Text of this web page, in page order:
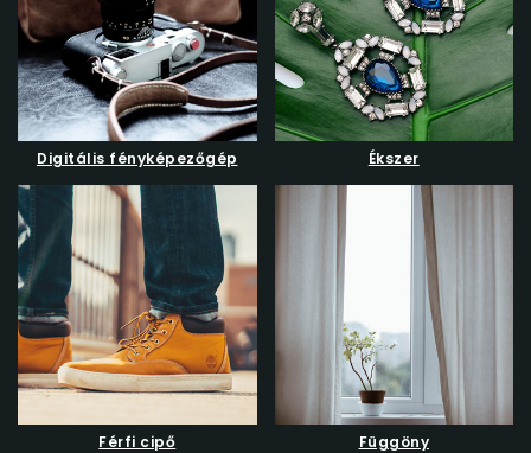
Digitális fényképezőgép Ékszer
Férfi cipő Függöny